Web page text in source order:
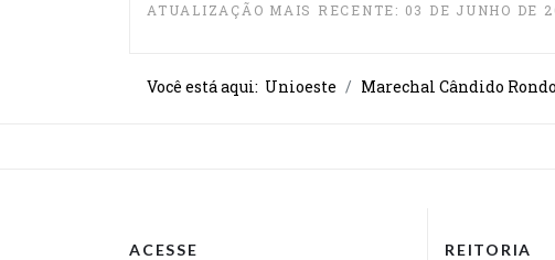
ATUALIZAÇÃO MAIS RECENTE: 03 DE JUNHO DE
Você está aqui: Unioeste Marechal Cândido
ACESSE REITORIA